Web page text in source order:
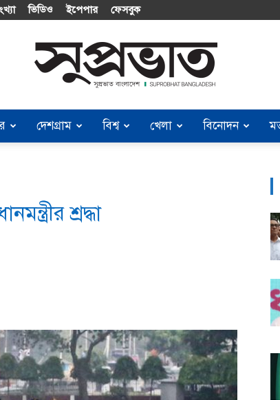
ভিডিও ইপেপার ফেসবুক
Suprobhat
দেশগ্রাম বিশ্ব খেলা বিনোদন
শ্রদ্ধা